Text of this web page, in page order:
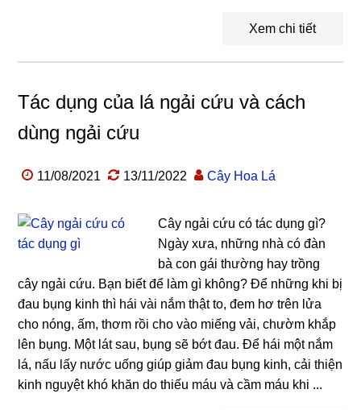
Xem chi tiết
Tác dụng của lá ngải cứu và cách
dùng ngải cứu
11/08/2021 13/11/2022 Cây Hoa Lá
Cây ngải cứu có tác dụng gì?
Ngày xưa, những nhà có đàn
bà con gái thường hay trồng
cây ngải cứu. Bạn biết để làm gì không? Để những khi bị
đau bụng kinh thì hái vài nắm thật to, đem hơ trên lửa
cho nóng, ấm, thơm rồi cho vào miếng vải, chườm khắp
lên bụng. Một lát sau, bụng sẽ bớt đau. Để hái một nắm
lá, nấu lấy nước uống giúp giảm đau bụng kinh, cải thiện
kinh nguyệt khó khăn do thiếu máu và cầm máu khi ...